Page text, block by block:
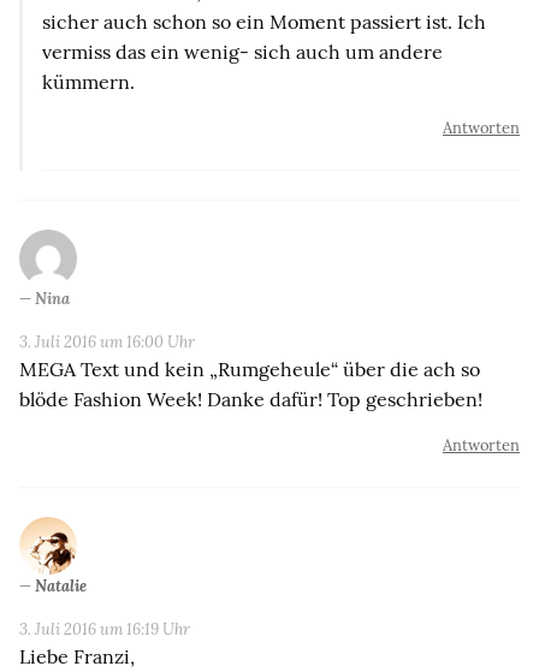
sicher auch schon so ein Moment passiert ist. Ich
vermiss das ein wenig- sich auch um andere
kümmern.
Antworten
Nina
3. Juli 2016 um 16:00 Uhr
MEGA Text und kein „Rumgeheule“ über die ach so
blöde Fashion Week! Danke dafür! Top geschrieben!
Antworten
Natalie
3. Juli 2016 um 16:19 Uhr
Liebe Franzi,